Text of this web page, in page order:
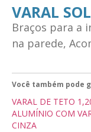
VARAL
Braços para a
na parede,
Você também pode
VARAL DE TETO
ALUMÍNIO COM
CINZA